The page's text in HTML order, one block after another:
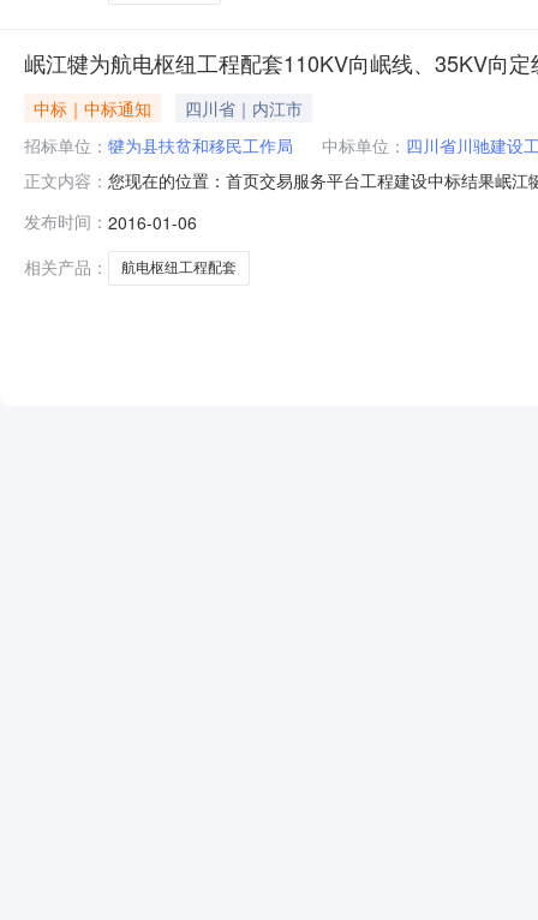
岷江犍为航电枢纽工程配套110KV向岷线、35KV向
中标｜中标通知
四川省｜内江市
招标单位： 犍为县扶贫和移民工作局 中标单位： 四川省川驰建设
正文内容： 您现在的位置：首页交易服务平台工程建设中标结果岷
定线迁改项目一标段施工项目业主（招标人）犍为县扶
联系电话
发布时间： 2016-01-06
相关产品：
航电枢纽工程配套